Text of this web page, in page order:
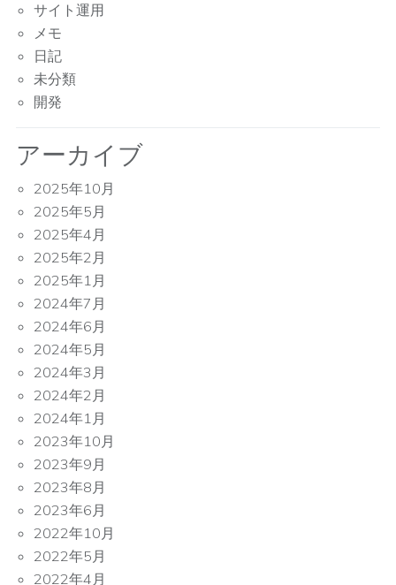
サイト運用
メモ
日記
未分類
開発
アーカイブ
2025年10月
2025年5月
2025年4月
2025年2月
2025年1月
2024年7月
2024年6月
2024年5月
2024年3月
2024年2月
2024年1月
2023年10月
2023年9月
2023年8月
2023年6月
2022年10月
2022年5月
2022年4月